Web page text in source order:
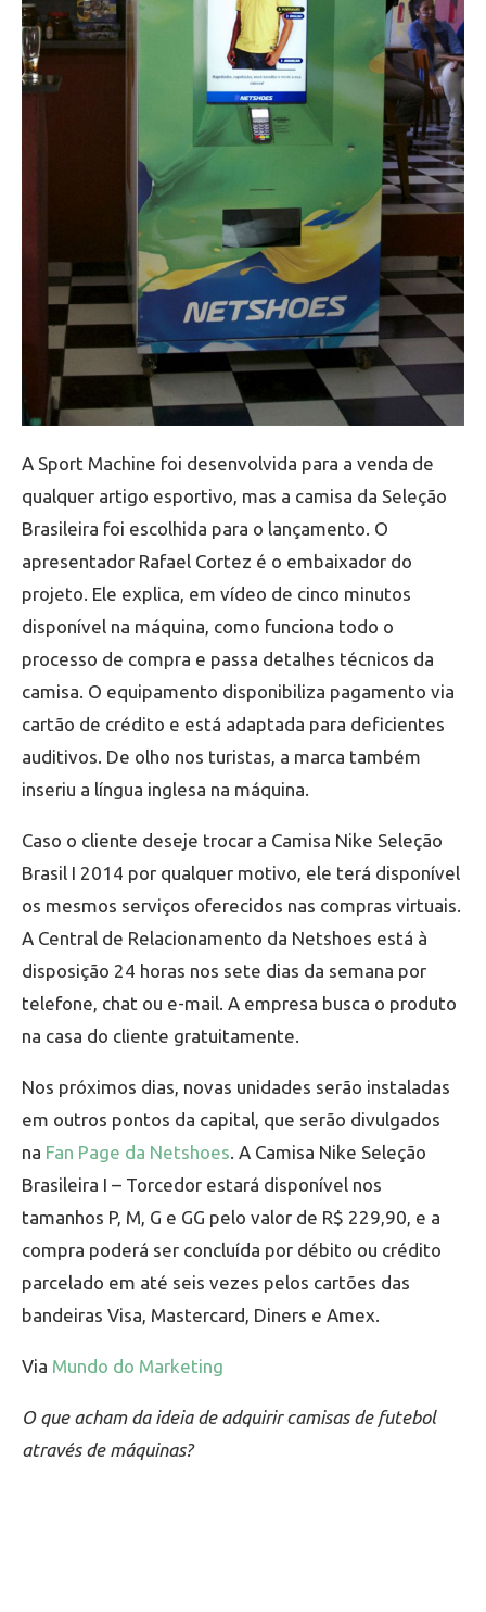
A Sport Machine foi desenvolvida para a venda de
qualquer artigo esportivo, mas a camisa da Seleção
Brasileira foi escolhida para o lançamento. O
apresentador Rafael Cortez é o embaixador do
projeto. Ele explica, em vídeo de cinco minutos
disponível na máquina, como funciona todo o
processo de compra e passa detalhes técnicos da
camisa. O equipamento disponibiliza pagamento via
cartão de crédito e está adaptada para deficientes
auditivos. De olho nos turistas, a marca também
inseriu a língua inglesa na máquina.
Caso o cliente deseje trocar a Camisa Nike Seleção
Brasil I 2014 por qualquer motivo, ele terá disponível
os mesmos serviços oferecidos nas compras virtuais.
A Central de Relacionamento da Netshoes está à
disposição 24 horas nos sete dias da semana por
telefone, chat ou e-mail. A empresa busca o produto
na casa do cliente gratuitamente.
Nos próximos dias, novas unidades serão instaladas
em outros pontos da capital, que serão divulgados
na Fan Page da Netshoes . A Camisa Nike Seleção
Brasileira I – Torcedor estará disponível nos
tamanhos P, M, G e GG pelo valor de R$ 229,90, e a
compra poderá ser concluída por débito ou crédito
parcelado em até seis vezes pelos cartões das
bandeiras Visa, Mastercard, Diners e Amex.
Via Mundo do Marketing
O que acham da ideia de adquirir camisas de futebol
através de máquinas?